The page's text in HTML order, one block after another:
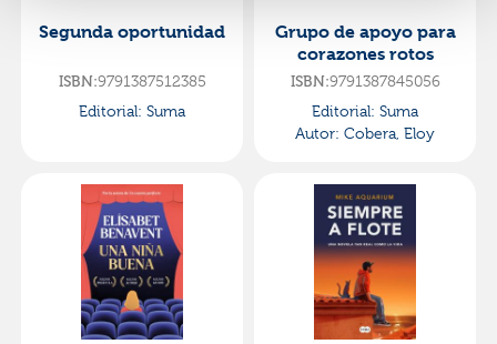
Segunda oportunidad
ISBN:9791387512385
Editorial: Suma
Grupo de apoyo para
corazones rotos
ISBN:9791387845056
Editorial: Suma
Autor: Cobera, Eloy